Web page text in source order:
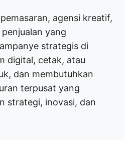
agensi kreatif,
yang
strategis di
digital, cetak, atau
dan membutuhkan
terpusat yang
strategi, inovasi, dan